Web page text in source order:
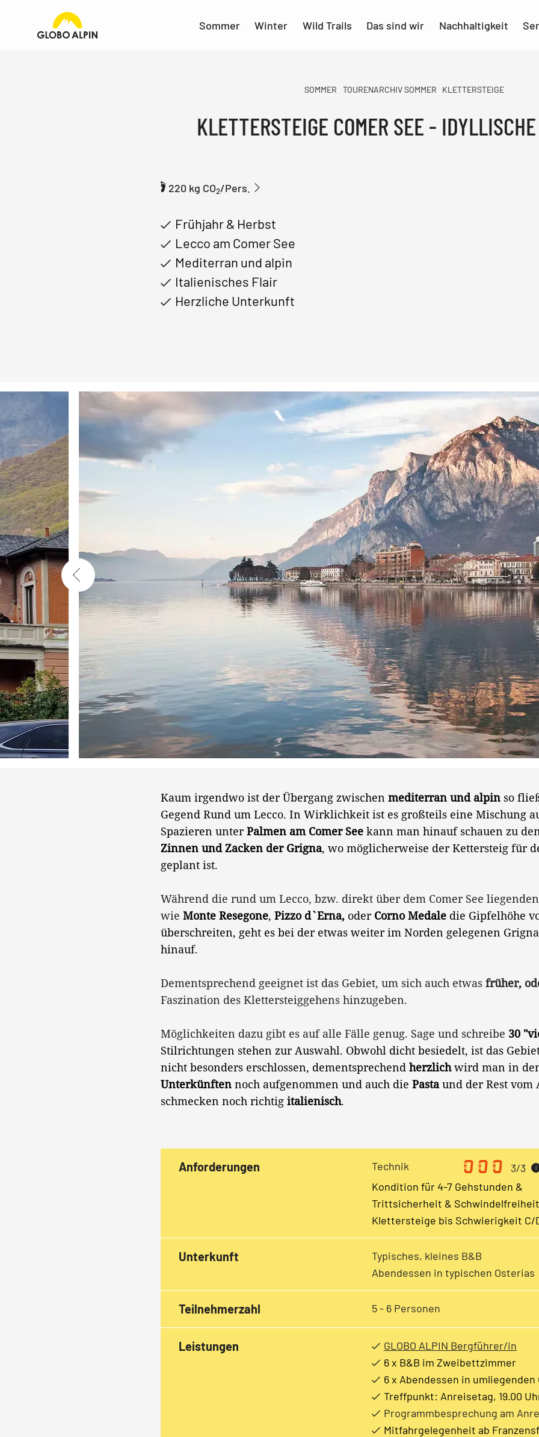
Sommer Winter Wild Trails Das sind wir Nachhaltigkeit
SOMMER TOURENARCHIV SOMMER KLETTERSTEIGE
KLETTERSTEIGE COMER SEE -
220 kg CO2/Pers.
Frühjahr & Herbst
Lecco am Comer See
Mediterran und alpin
Italienisches Flair
Herzliche Unterkunft
Kaum irgendwo ist der Übergang zwischen mediterran und alpin so
Gegend Rund um Lecco. In Wirklichkeit ist es großteils eine Mischung
Spazieren unterPalmen am Comer See kann man hinauf schauen zu
Zinnen und Zacken der Grigna, wo möglicherweise der Kettersteig für
geplant ist.
Während die rund um Lecco, bzw. direkt über dem Comer See
wie Monte Resegone, Pizzo d`Erna, oder Corno Medale die Gipfelhöhe
überschreiten, geht es bei der etwas weiter im Norden gelegenen
hinauf.
Dementsprechend geeignet ist das Gebiet, um sich auch etwas früher,
Faszination des Klettersteiggehens hinzugeben.
Möglichkeiten dazu gibt es auf alle Fälle genug. Sage und schreibe 30
Stilrichtungen stehen zur Auswahl. Obwohl dicht besiedelt, ist das
nicht besonders erschlossen, dementsprechend herzlichwird man in
Unterkünften noch aufgenommen und auch die Pastaund der Rest vom
schmecken noch richtig italienisch.
Anforderungen Technik 3/3 i
Kondition für 4-7 Gehstunden &
Trittsicherheit & Schwindelfreiheit
Klettersteige bis Schwierigkeit C/
Unterkunft
Typisches, kleines B&B
Abendessen in typischen Osterias
Teilnehmerzahl 5 - 6 Personen
Leistungen
GLOBO ALPIN Bergführer/in
6 x B&B im Zweibettzimmer
6 x Abendessen in umliegenden
Treffpunkt: Anreisetag, 19.00
Programmbesprechung am
Mitfahrgelegenheit ab